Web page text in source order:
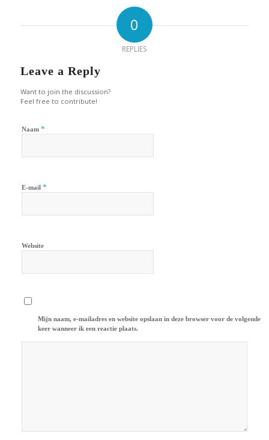
0
REPLIES
Leave a Reply
Want to join the discussion?
Feel free to contribute!
Naam *
E-mail *
Website
Mijn naam, e-mailadres en website opslaan in deze browser voor de volgende
keer wanneer ik een reactie plaats.